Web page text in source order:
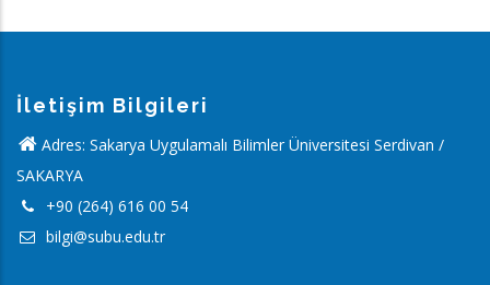
İletişim Bilgileri
Adres: Sakarya Uygulamalı Bilimler Üniversitesi Serdivan /
SAKARYA
+90 (264) 616 00 54
bilgi@subu.edu.tr